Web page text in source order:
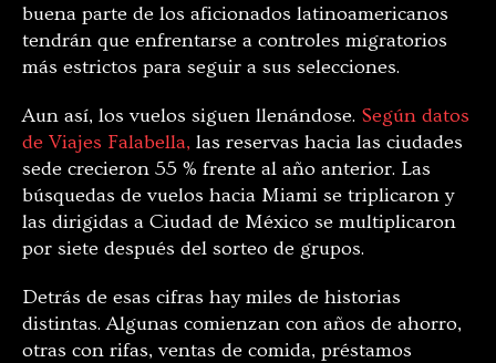
buena parte de los aficionados latinoamericanos
tendrán que enfrentarse a controles migratorios
más estrictos para seguir a sus selecciones.
Aun así, los vuelos siguen llenándose. Según datos
de Viajes Falabella, las reservas hacia las ciudades
sede crecieron 55 % frente al año anterior. Las
búsquedas de vuelos hacia Miami se triplicaron y
las dirigidas a Ciudad de México se multiplicaron
por siete después del sorteo de grupos.
Detrás de esas cifras hay miles de historias
distintas. Algunas comienzan con años de ahorro,
otras con rifas, ventas de comida, préstamos